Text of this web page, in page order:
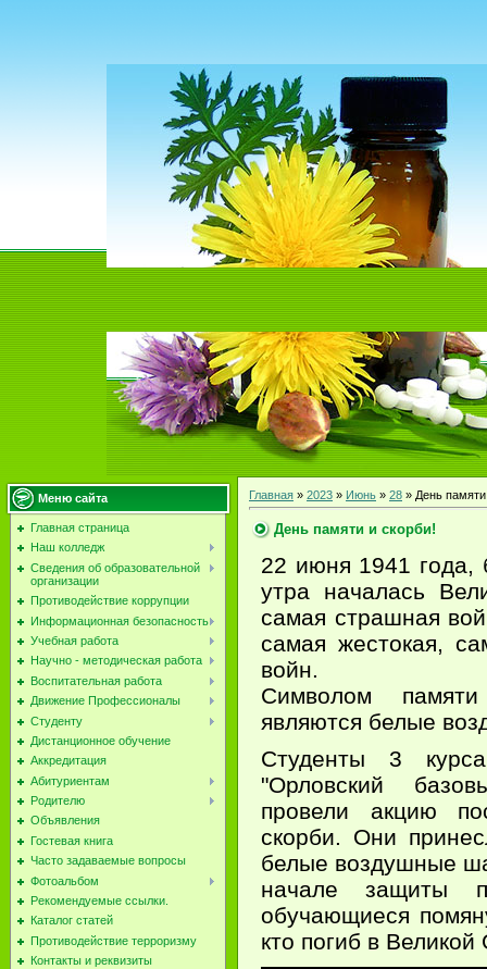
Меню сайта
Главная страница
Наш колледж
Сведения об образовательной
организации
Противодействие коррупции
Информационная безопасность
Учебная работа
Научно - методическая работа
Воспитательная работа
Движение Профессионалы
Студенту
Дистанционное обучение
Аккредитация
Абитуриентам
Родителю
Объявления
Гостевая книга
Часто задаваемые вопросы
Фотоальбом
Рекомендуемые ссылки.
Каталог статей
Противодействие терроризму
Контакты и реквизиты
Главная » 2023 » Июнь » 28 » День
День памяти и скорби!
22 июня 1941 года,
утра началась
самая страшная
самая жестокая,
войн.
Символом
являются белые
Студенты 3
"Орловский
провели акцию​
скорби. Они
белые воздушные
начале защиты
обучающиеся
кто погиб в